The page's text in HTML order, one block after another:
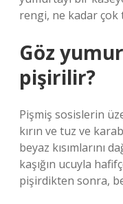
rengi, ne kadar çok
Göz
pişirilir?
Pişmiş sosislerin
kırın ve tuz ve
beyaz kısımlarını
kaşığın ucuyla
pişirdikten sonra,